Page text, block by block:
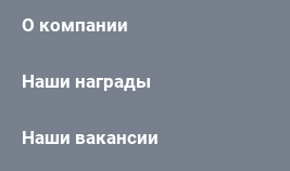
О компании
Наши награды
Наши вакансии